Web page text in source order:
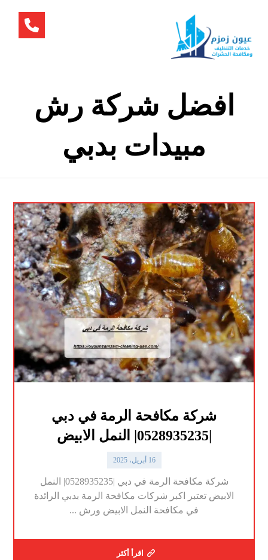
افضل شركة رش
مبيدات بدبي
شركة مكافحة الرمة في دبي
|0528935235| النمل الابيض
16 أبريل، 2025
شركة مكافحة الرمة في دبي |0528935235| النمل
الابيض تعتبر اكبر شركات مكافحة الرمة بدبي الرائدة
في مكافحة النمل الابيض ورش ...
اقرأ أكثر